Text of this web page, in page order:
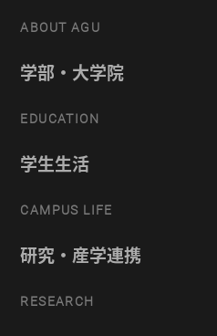
ABOUT AGU
学部・大学院
EDUCATION
学生生活
CAMPUS LIFE
研究・産学連携
RESEARCH